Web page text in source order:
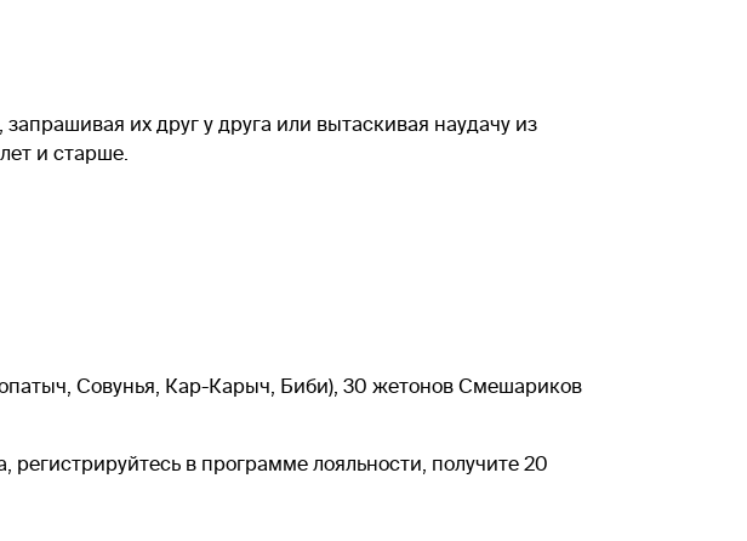
их друг у друга или вытаскивая наудачу из
и старше.
Совунья, Кар-Карыч, Биби), 30 жетонов Смешариков
в программе лояльности, получите 20